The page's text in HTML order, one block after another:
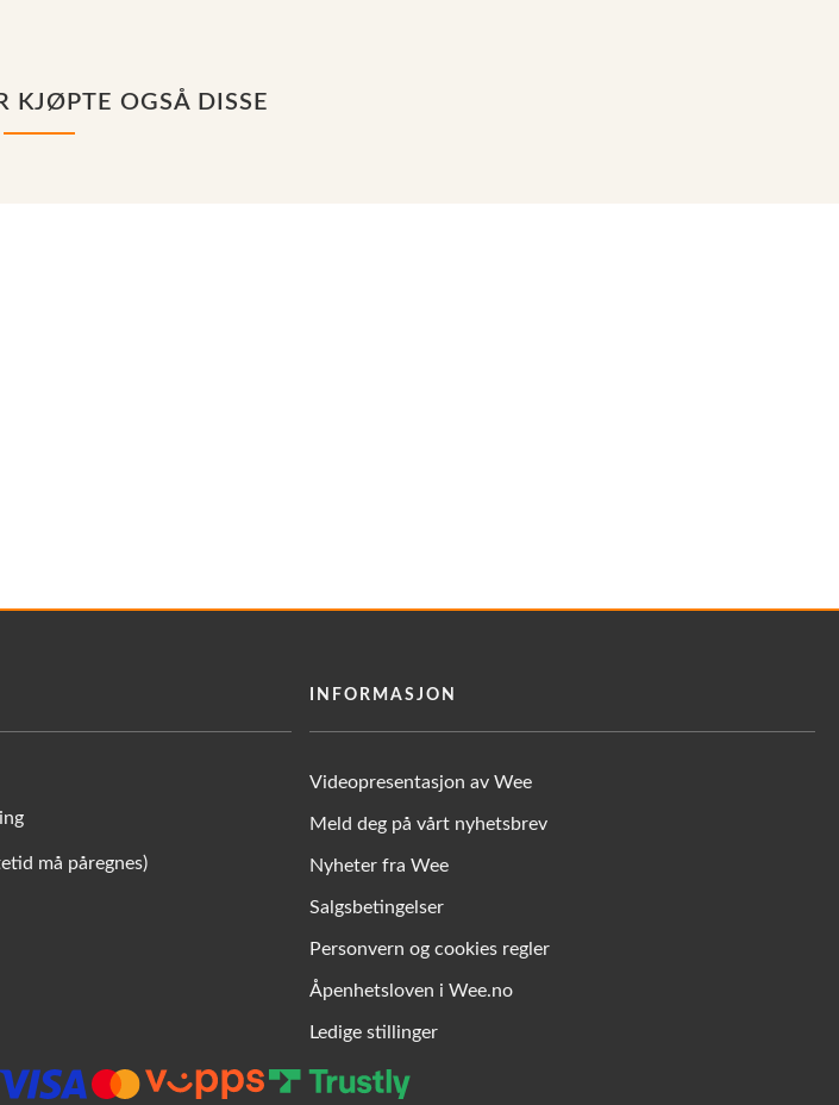
KJØPTE OGSÅ DISSE
må påregnes)
INFORMASJON
Videopresentasjon av Wee
Meld deg på vårt nyhetsbrev
Nyheter fra Wee
Salgsbetingelser
Personvern og cookies regler
Åpenhetsloven i Wee.no
Ledige stillinger